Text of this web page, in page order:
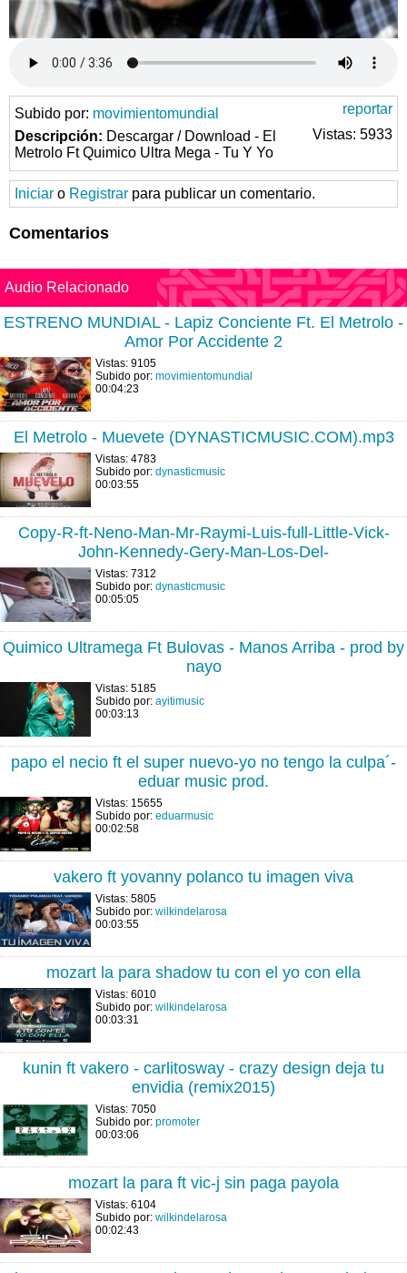
Subido por: movimientomundial
Descripción: Descargar / Download - El
Metrolo Ft Quimico Ultra Mega - Tu Y Yo
reportar
Vistas: 5933
Iniciar o Registrar para publicar un comentario.
Comentarios
Audio Relacionado
ESTRENO MUNDIAL - Lapiz Conciente Ft. El Metrolo -
Amor Por Accidente 2
Vistas: 9105
Subido por: movimientomundial
00:04:23
El Metrolo - Muevete (DYNASTICMUSIC.COM).mp3
Vistas: 4783
Subido por: dynasticmusic
00:03:55
Copy-R-ft-Neno-Man-Mr-Raymi-Luis-full-Little-Vick-
John-Kennedy-Gery-Man-Los-Del-
Vistas: 7312
Subido por: dynasticmusic
00:05:05
Quimico Ultramega Ft Bulovas - Manos Arriba - prod by
nayo
Vistas: 5185
Subido por: ayitimusic
00:03:13
papo el necio ft el super nuevo-yo no tengo la culpa´-
eduar music prod.
Vistas: 15655
Subido por: eduarmusic
00:02:58
vakero ft yovanny polanco tu imagen viva
Vistas: 5805
Subido por: wilkindelarosa
00:03:55
mozart la para shadow tu con el yo con ella
Vistas: 6010
Subido por: wilkindelarosa
00:03:31
kunin ft vakero - carlitosway - crazy design deja tu
envidia (remix2015)
Vistas: 7050
Subido por: promoter
00:03:06
mozart la para ft vic-j sin paga payola
Vistas: 6104
Subido por: wilkindelarosa
00:02:43